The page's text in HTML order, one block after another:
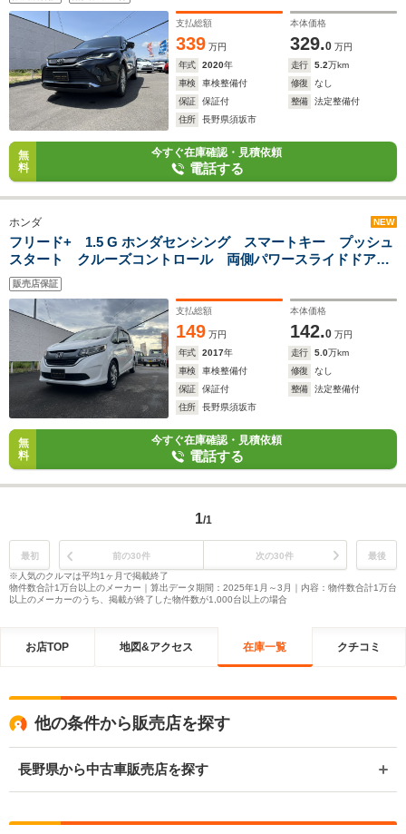
支払総額
339 万円
本体価格
329.0 万円
年式
2020年 走行 5.2万km
車検
車検整備付 修復
なし
保証
保証付 整備
法定整備付
住所
長野県須坂市
無
料
今すぐ在庫確認・見積依頼
電話する
ホンダ NEW
フリード+ 1.5 G ホンダセンシング スマートキー プッシュ
スタート クルーズコントロール 両側パワースライドドア
ビルトインETC 社外ナビ フルセグテレビ バックカメラ
Bluetooth対応 ドライブレコーダー
販売店保証
支払総額
149 万円
本体価格
142.0 万円
年式
2017年 走行 5.0万km
車検
車検整備付 修復
なし
保証
保証付 整備
法定整備付
住所
長野県須坂市
無
料
今すぐ在庫確認・見積依頼
電話する
1/1
最初 前の30件 次の30件
最後
※人気のクルマは平均1ヶ月で掲載終了
物件数合計1万台以上のメーカー｜算出データ期間：2025年1月～3月｜内容：物件数合計1万台
以上のメーカーのうち、掲載が終了した物件数が1,000台以上の場合
お店TOP 地図&アクセス 在庫一覧 クチコミ
他の条件から販売店を探す
長野県から中古車販売店を探す